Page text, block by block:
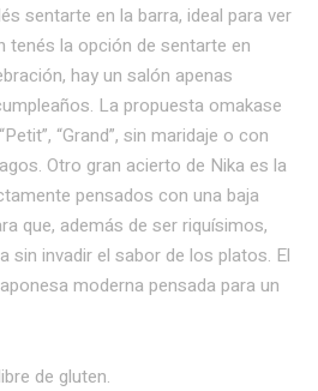
sentarte en la barra, ideal para ver
tenés la opción de sentarte en
hay un salón apenas
La propuesta omakase
“Grand”, sin maridaje o con
Otro gran acierto de Nika es la
pensados con una baja
que, además de ser riquísimos,
sin invadir el sabor de los platos. El
moderna pensada para un
de gluten.